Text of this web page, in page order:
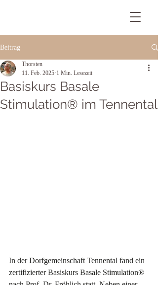
Beitrag
Basiskurs Basale
Stimulation® im Tennental
Thorsten
11. Feb. 2025 1 Min. Lesezeit
In der Dorfgemeinschaft Tennental fand ein
zertifizierter Basiskurs Basale Stimulation®